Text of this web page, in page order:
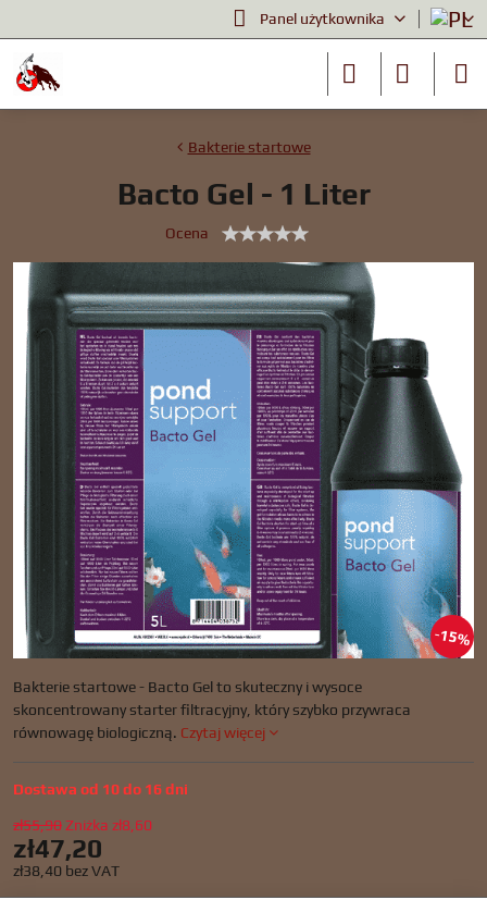
Panel użytkownika
15%
Bakterie startowe
Bacto Gel - 1 Liter
Ocena
Bakterie startowe - Bacto Gel to skuteczny i wysoce
skoncentrowany starter filtracyjny, który szybko przywraca
równowagę biologiczną. Czytaj więcej
Dostawa od 10 do 16 dni
zł55,90Zniżka zł8,60
zł47,20
zł38,40 bez VAT